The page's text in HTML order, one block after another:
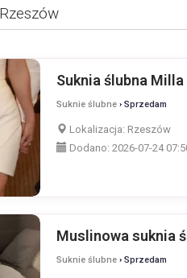
Suknia ślubna
Suknie ślubne › Sprzedam
Lokalizacja: Rzeszów
Dodano: 2026-07-24
Muslinowa suknia
Suknie ślubne › Sprzedam